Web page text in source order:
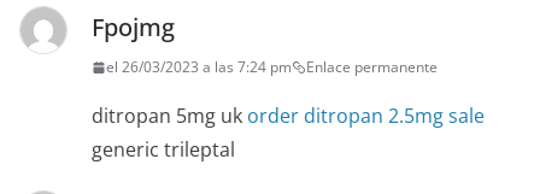
Fpojmg
el 26/03/2023 a las 7:24 pm Enlace permanente
ditropan 5mg uk order ditropan 2.5mg sale
generic trileptal